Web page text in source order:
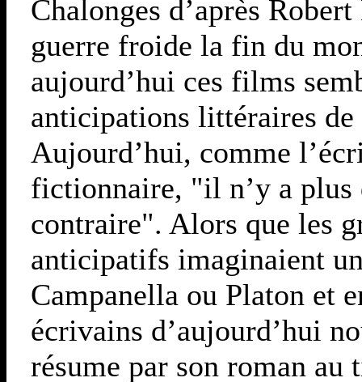
Chalonges d’après
guerre froide la fin du
aujourd’hui ces films
anticipations littéraires
Aujourd’hui, comme
fictionnaire, "il n’y a plus
contraire". Alors que les
anticipatifs imaginaient
Campanella ou Platon et
écrivains d’aujourd’hui
résume par son roman